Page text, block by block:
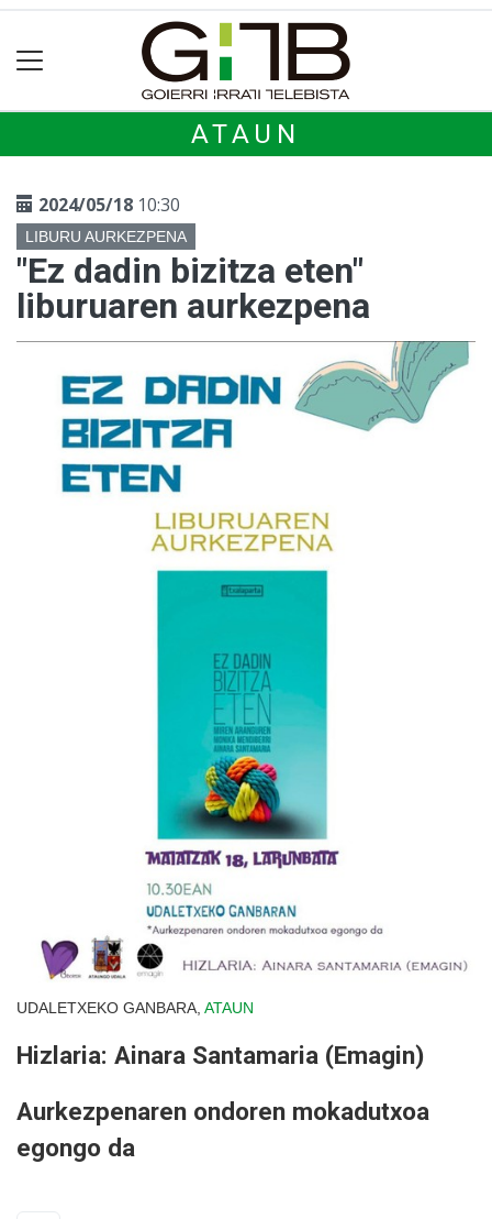
ATAUN
2024/05/18 10:30
LIBURU AURKEZPENA
"Ez dadin bizitza eten"
liburuaren aurkezpena
UDALETXEKO GANBARA, ATAUN
Hizlaria: Ainara Santamaria (Emagin)
Aurkezpenaren ondoren mokadutxoa
egongo da